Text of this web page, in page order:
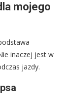
mojego
inaczej jest w
jazdy.